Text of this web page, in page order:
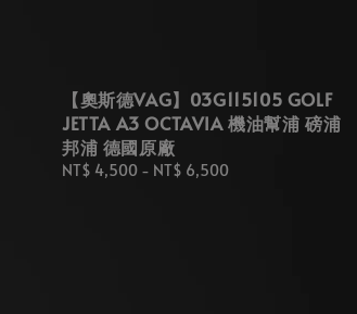
【奧斯德VAG】03G115105 GOLF
JETTA A3 OCTAVIA 機油幫浦 磅浦
邦浦 德國原廠
Regular
NT$ 4,500 - NT$ 6,500